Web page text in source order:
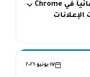
🚫 جوجل تقتل Manifest V2 نهائياً في Chrome
الإعلانات
١٧ يونيو ٢٠٢٦